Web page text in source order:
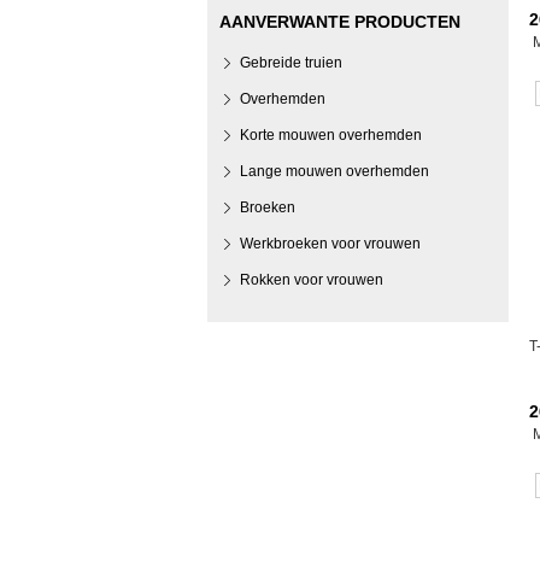
AANVERWANTE PRODUCTEN
Gebreide truien
Overhemden
Korte mouwen overhemden
Lange mouwen overhemden
Broeken
Werkbroeken voor vrouwen
Rokken voor vrouwen